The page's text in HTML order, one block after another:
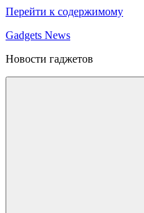
Перейти к содержимому
Gadgets News
Новости гаджетов